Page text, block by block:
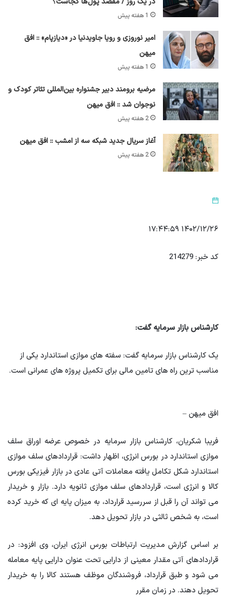
1 هفته پیش
امیر نوروزی و رویا جاویدنیا در «دیازپام» :: افق
میهن
1 هفته پیش
مرضیه برومند دبیر جشنواره بین‌المللی تئاتر کودک و
نوجوان شد :: افق میهن
2 هفته پیش
آغاز سریال جدید شبکه سه از امشب :: افق میهن
2 هفته پیش
۱۴۰۲/۱۲/۲۶ ۱۷:۴۴:۵۹
کد خبر: 214279
کارشناس بازار سرمایه گفت:
یک کارشناس بازار سرمایه گفت: سفته های موازی استاندارد یکی از
مناسب ترین راه های تامین مالی برای تکمیل پروژه های عمرانی است.
افق میهن –
فریبا شکریان، کارشناس بازار سرمایه در خصوص عرضه اوراق سلف
موازی استاندارد در بورس انرژی، اظهار داشت: قراردادهای سلف موازی
استاندارد شکل تکامل یافته معاملات آتی عادی در بازار فیزیکی بورس
کالا و انرژی است، قراردادهای سلف موازی ثانویه دارد. بازار و خریدار
می تواند آن را قبل از سررسید قرارداد، به میزان پایه ای که خرید کرده
است، به شخص ثالثی در بازار تحویل دهد.
بر اساس گزارش مدیریت ارتباطات بورس انرژی ایران، وی افزود: در
قراردادهای آتی مقدار معینی از دارایی تحت عنوان دارایی پایه معامله
می شود و طبق قرارداد، فروشندگان موظف هستند کالا را به خریدار
تحویل دهند. در زمان مقرر